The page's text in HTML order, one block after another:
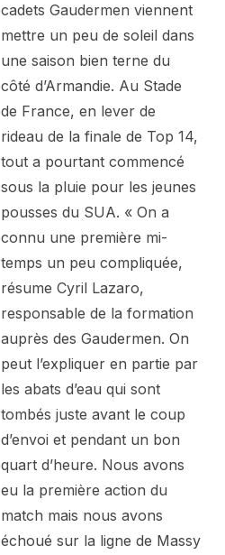
cadets Gaudermen viennent
mettre un peu de soleil dans
une saison bien terne du
côté d’Armandie. Au Stade
de France, en lever de
rideau de la finale de Top 14,
tout a pourtant commencé
sous la pluie pour les jeunes
pousses du SUA. « On a
connu une première mi-
temps un peu compliquée,
résume Cyril Lazaro,
responsable de la formation
auprès des Gaudermen. On
peut l’expliquer en partie par
les abats d’eau qui sont
tombés juste avant le coup
d’envoi et pendant un bon
quart d’heure. Nous avons
eu la première action du
match mais nous avons
échoué sur la ligne de Massy